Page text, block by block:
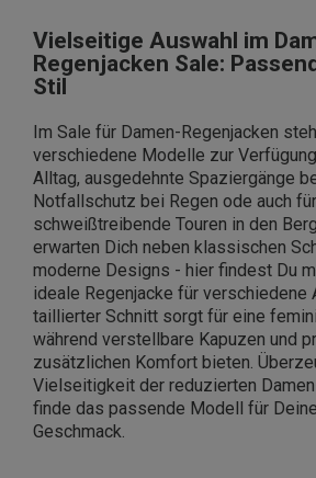
Vielseitige Auswahl im
Regenjacken Sale:
Stil
Im Sale für Damen-Regenjacken
verschiedene Modelle zur
Alltag, ausgedehnte Spaziergänge
Notfallschutz bei Regen ode auch für
schweißtreibende Touren in den
erwarten Dich neben klassischen
moderne Designs - hier findest Du
ideale Regenjacke für verschiedene
taillierter Schnitt sorgt für eine
während verstellbare Kapuzen und
zusätzlichen Komfort bieten.
Vielseitigkeit der reduzierten
finde das passende Modell für
Geschmack.